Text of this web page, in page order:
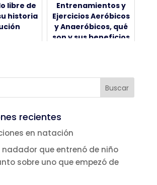
libre de
historia
Entrenamientos y
Ejercicios Aeróbicos
y Anaeróbicos, qué
son y sus beneficios
recientes
en natación
nadador que entrenó de niño
sobre uno que empezó de